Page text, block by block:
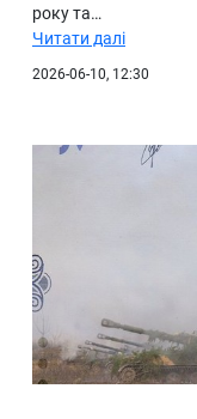
року та…
Читати далі
2026-06-10, 12:30